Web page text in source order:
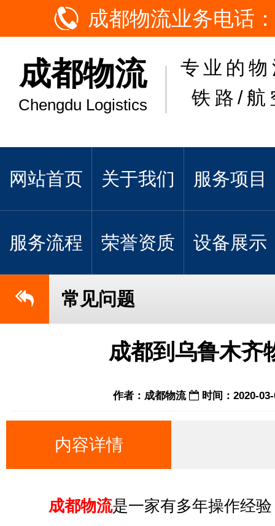
成都物流业务电话
成都物流
Chengdu Logistics
专业的
铁路/航
网站首页 关于我们 服务项目
服务流程 荣誉资质 设备展示
常见问题
成都到乌鲁木齐
作者：成都物流 时间：2020-
内容详情
成都物流是一家有多年操作经